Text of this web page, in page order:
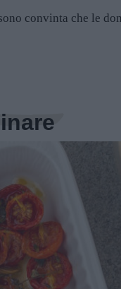
convinta che le